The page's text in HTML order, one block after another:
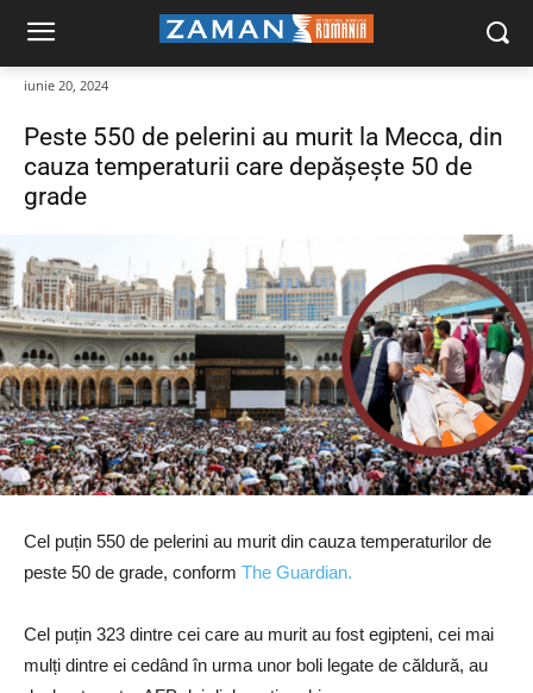
iunie 20, 2024
Peste 550 de pelerini au murit la Mecca, din
cauza temperaturii care depășește 50 de
grade
Cel puțin 550 de pelerini au murit din cauza temperaturilor de
peste 50 de grade, conform The Guardian.
Cel puțin 323 dintre cei care au murit au fost egipteni, cei mai
mulți dintre ei cedând în urma unor boli legate de căldură, au